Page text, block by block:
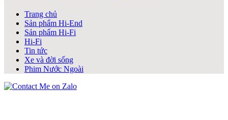
Trang chủ
Sản phẩm Hi-End
Sản phẩm Hi-Fi
Hi-Fi
Tin tức
Xe và đời sống
Phim Nước Ngoài